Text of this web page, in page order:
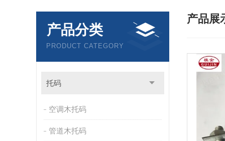
产品分类
PRODUCT CATEGORY
托码
空调木托码
管道木托码
产品展